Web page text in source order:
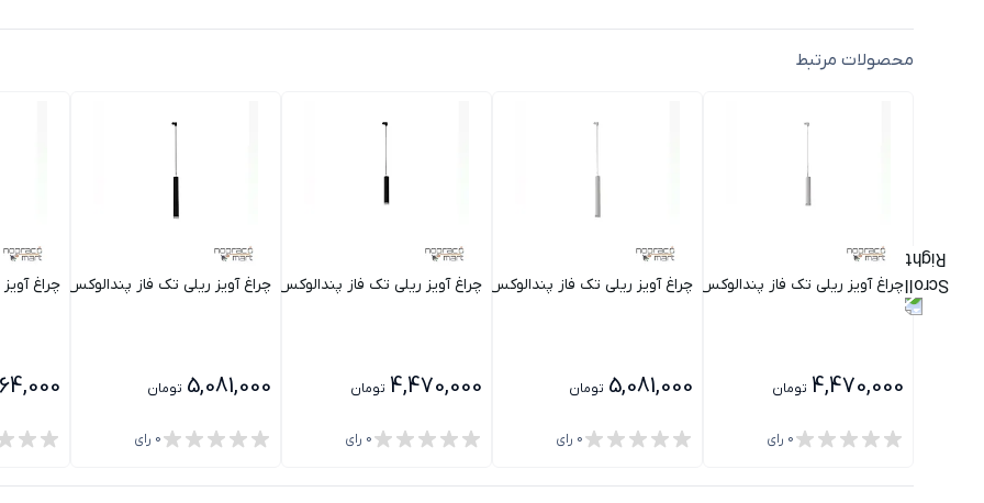
محصولات مرتبط
چراغ آویز ریلی تک فاز پندالوکس سفید با ماژول برق مستقیم ارتفاع 30 سانتی متری 6 وات مازی نور
4,470,000 تومان
0 رای
چراغ آویز ریلی تک فاز پندالوکس سفید با ماژول برق مستقیم ارتفاع 45 سانتی متری 6 وات مازی نور
5,081,000 تومان
0 رای
چراغ آویز ریلی تک فاز پندالوکس مشکی با ماژول برق مستقیم ارتفاع 30 سانتی متری 6 وات مازی نور
4,470,000 تومان
0 رای
چراغ آویز ریلی تک فاز پندالوکس مشکی با ماژول برق مستقیم
5,081,000 تومان
0 رای
چراغ آویز